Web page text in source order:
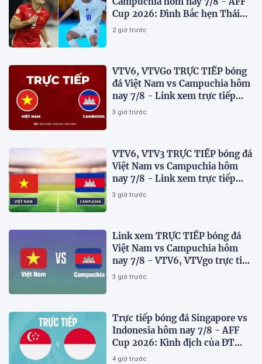
Cup 2026: Đình Bắc hẹn Thái
Lan ở chung kết?
2 giờ trước
VTV6, VTVGo TRỰC TIẾP bóng
đá Việt Nam vs Campuchia hôm
nay 7/8 - Link xem trực tiếp
AFF Cup 2026 mới nhất
3 giờ trước
VTV6, VTV3 TRỰC TIẾP bóng đá
Việt Nam vs Campuchia hôm
nay 7/8 - Link xem trực tiếp
AFF Cup 2026 mới nhất
3 giờ trước
Link xem TRỰC TIẾP bóng đá
Việt Nam vs Campuchia hôm
nay 7/8 - VTV6, VTVgo trực tiếp
AFF Cup 2026
3 giờ trước
Trực tiếp bóng đá Singapore vs
Indonesia hôm nay 7/8 - AFF
Cup 2026: Kình địch của ĐT
Việt Nam thua đau?
4 giờ trước